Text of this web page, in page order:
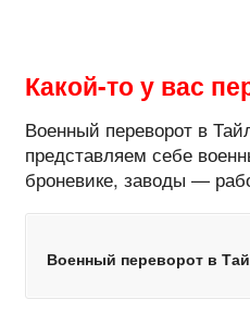
Какой-то у вас
Военный переворот в
представляем себе
броневике, заводы —
Военный переворот в